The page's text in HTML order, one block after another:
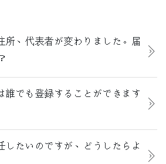
、代表者が変わりました。届
でも登録することができます
たいのですが、どうしたらよ